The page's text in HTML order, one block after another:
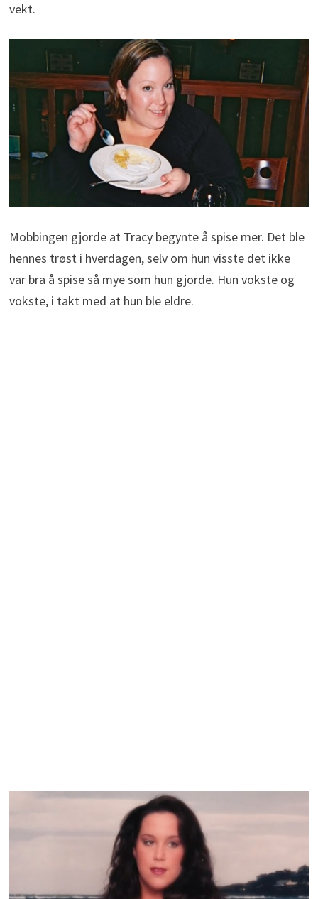
vekt.
Mobbingen gjorde at Tracy begynte å spise mer. Det ble
hennes trøst i hverdagen, selv om hun visste det ikke
var bra å spise så mye som hun gjorde. Hun vokste og
vokste, i takt med at hun ble eldre.